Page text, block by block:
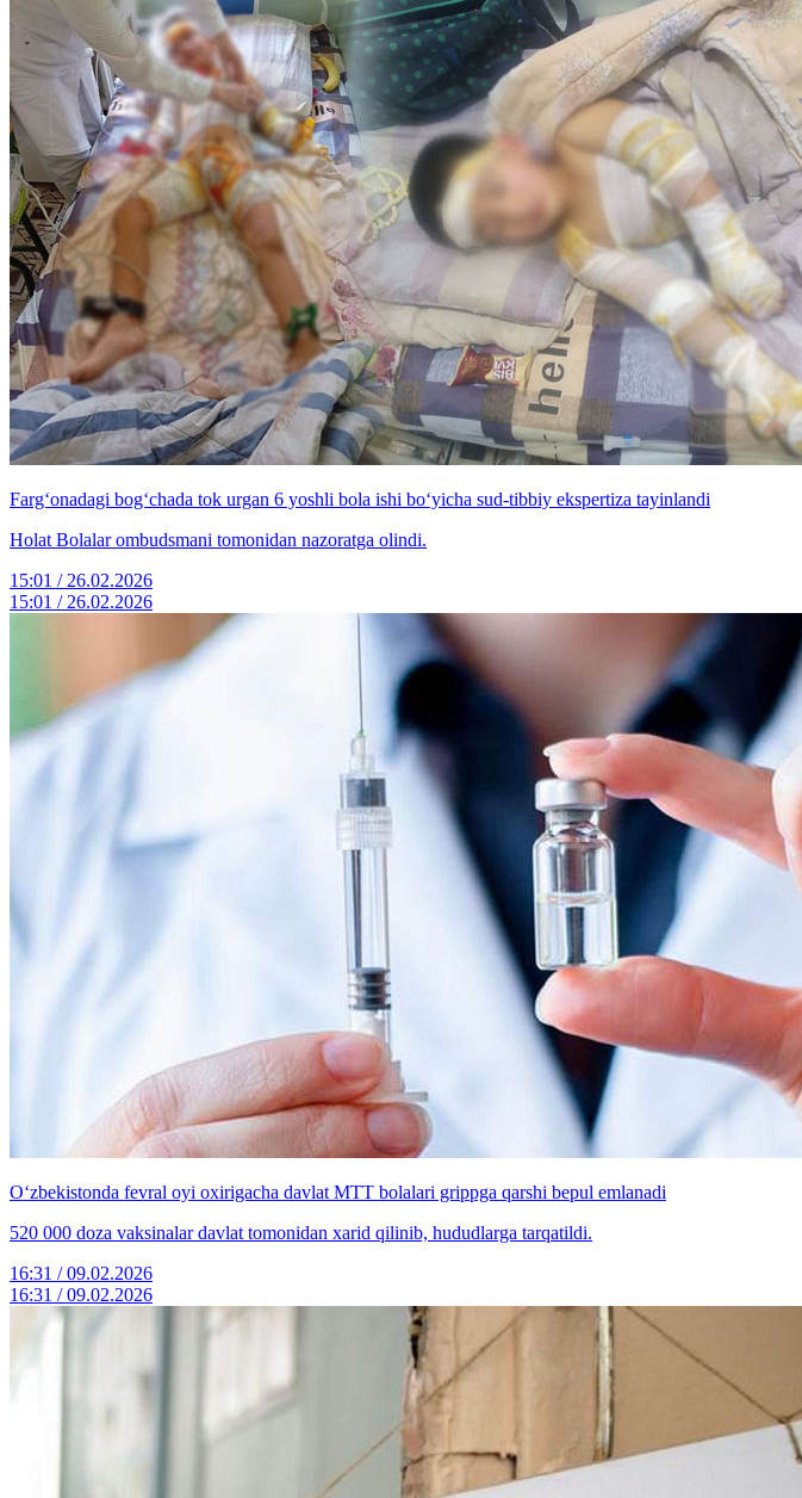
Farg‘onadagi bog‘chada tok urgan 6 yoshli bola ishi bo‘yicha sud-tibbiy ekspertiza tayinlandi
Holat Bolalar ombudsmani tomonidan nazoratga olindi.
15:01 / 26.02.2026
15:01 / 26.02.2026
O‘zbekistonda fevral oyi oxirigacha davlat MTT bolalari grippga qarshi bepul emlanadi
520 000 doza vaksinalar davlat tomonidan xarid qilinib, hududlarga tarqatildi.
16:31 / 09.02.2026
16:31 / 09.02.2026